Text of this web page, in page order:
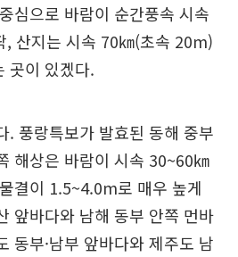
심으로 바람이 순간풍속 시속
산지는 시속 70㎞(초속 20m)
곳이 있겠다.
. 풍랑특보가 발효된 동해 중부
해상은 바람이 시속 30~60㎞
결이 1.5~4.0m로 매우 높게
앞바다와 남해 동부 안쪽 먼바
동부·남부 앞바다와 제주도 남